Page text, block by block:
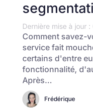
Dernière mise à jour
Comment savez-
service fait
certains d'entre
fonctionnalité,
Après…
Frédérique